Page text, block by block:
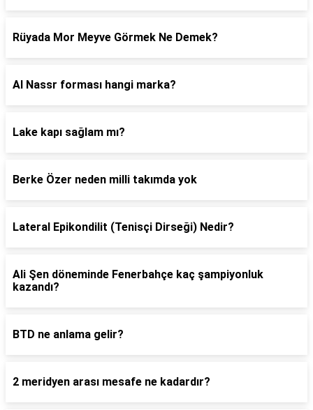
Rüyada Mor Meyve Görmek Ne Demek?
Al Nassr forması hangi marka?
Lake kapı sağlam mı?
Berke Özer neden milli takımda yok
Lateral Epikondilit (Tenisçi Dirseği) Nedir?
Ali Şen döneminde Fenerbahçe kaç şampiyonluk
kazandı?
BTD ne anlama gelir?
2 meridyen arası mesafe ne kadardır?